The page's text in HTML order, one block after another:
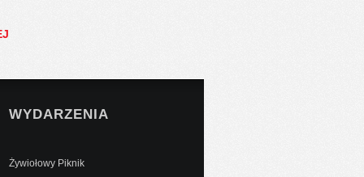
WYDARZENIA
Żywiołowy Piknik